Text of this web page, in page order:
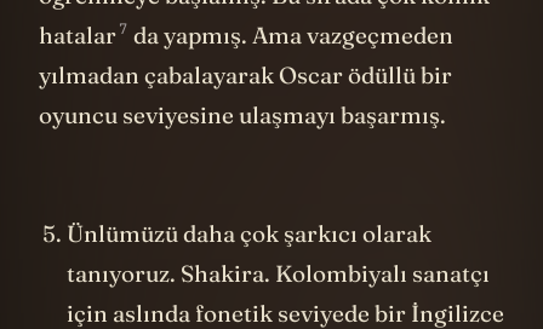
hatalar7 da yapmış. Ama vazgeçmeden
yılmadan çabalayarak Oscar ödüllü bir
oyuncu seviyesine ulaşmayı başarmış.
Ünlümüzü daha çok şarkıcı olarak
tanıyoruz. Shakira. Kolombiyalı sanatçı
için aslında fonetik seviyede bir İngilizce